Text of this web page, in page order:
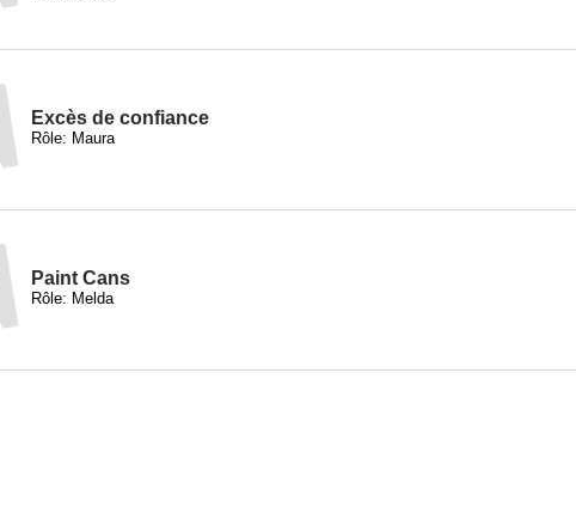
Excès de confiance
Rôle: Maura
Paint Cans
Rôle: Melda